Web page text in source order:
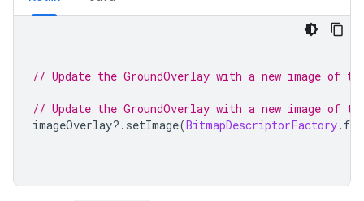
// Update the GroundOverlay with a new image of
// Update the GroundOverlay with a new image of
imageOverlay?. setImage(BitmapDescriptorFactory.